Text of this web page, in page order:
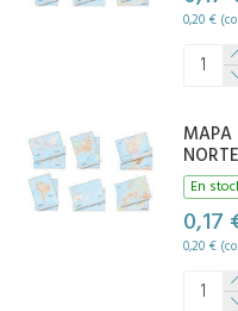
0,20 €
MAPA
NORTE
En
0,17
0,20 €